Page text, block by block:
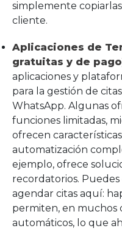
simplemente
cliente.
Aplicaciones de
gratuitas y de
aplicaciones y
para la gestión de
WhatsApp. Algunas
funciones limitadas,
ofrecen
automatización
ejemplo, ofrece
recordatorios.
agendar citas aquí:
permiten, en muchos
automáticos, lo que